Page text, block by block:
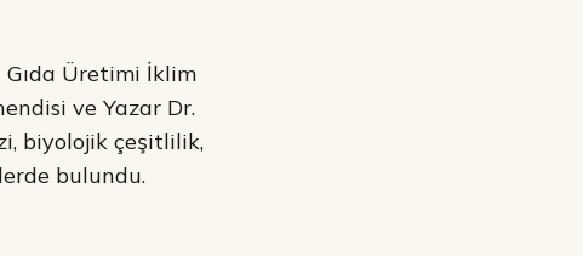
Üretimi İklim
ve Yazar Dr.
biyolojik çeşitlilik,
bulundu.